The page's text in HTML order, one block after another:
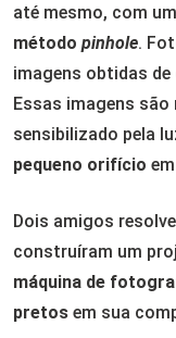
até mesmo, com
método pinhole.
imagens obtidas
Essas imagens
sensibilizado pela
pequeno orifício
Dois amigos
construíram um
máquina de
pretos em sua